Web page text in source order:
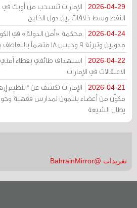
2026-04-29
الإمارات تنسحب من أوبك
النفط وسط خلافات بين دول الخليج
2026-04-24
مدونين وتبرئة 9 وحبس 18 متهماً بالتعاطف مع إيران
2026-04-22
استهداف طائفي بغطاء أمني
الاعتقالات في الإمارات
2026-04-21
الإمارات تكشف عن "تنظيم
مكوّن من أعضاء ينتمون لمدارس فقهية
يطال الشيعة
تغريدات @BahrainMirror